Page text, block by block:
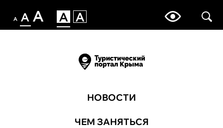
НОВОСТИ
ЧЕМ ЗАНЯТЬСЯ